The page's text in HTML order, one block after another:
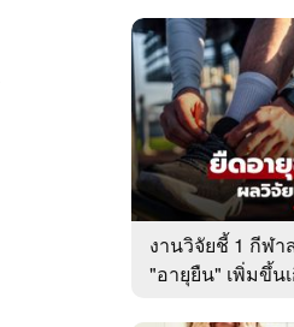
งานวิจัยชี้ 1 กีฬ
"อายุยืน" เพิ่มขึ้น